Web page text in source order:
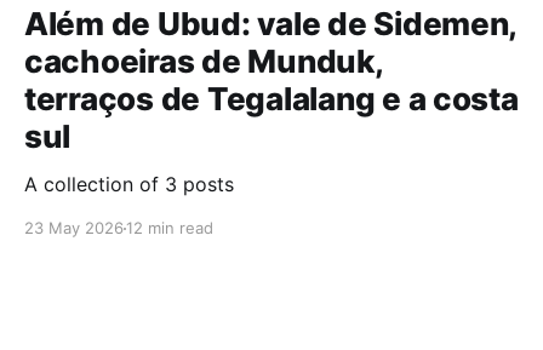
Além de Ubud: vale de Sidemen,
cachoeiras de Munduk,
terraços de Tegalalang e a costa
sul
A collection of 3 posts
23 May 2026 12 min read